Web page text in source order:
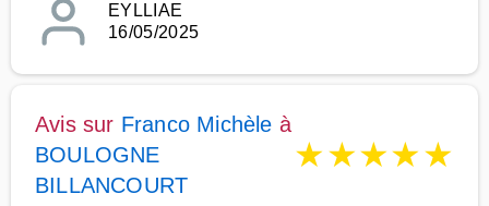
EYLLIAE
16/05/2025
Avis sur Franco Michèle à
BOULOGNE
BILLANCOURT
★★★★★